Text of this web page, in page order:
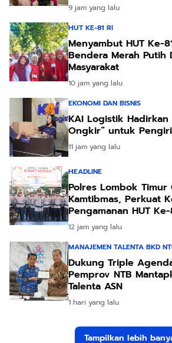
9 jam yang lalu
HUT KE-81 RI
Menyambut HUT Ke-
Bendera Merah Putih
Masyarakat
10 jam yang lalu
EKONOMI DAN BISNIS
KAI Logistik
Ongkir” untuk
11 jam yang lalu
HEADLINE
Polres Lombok Timur
Kamtibmas, Perkuat
Pengamanan HUT
Kunjungan Kapolri
12 jam yang lalu
MANAJEMEN TALENTA BKD
Dukung Triple
Pemprov NTB
Talenta ASN
1 hari yang lalu
Tampilkan lebih